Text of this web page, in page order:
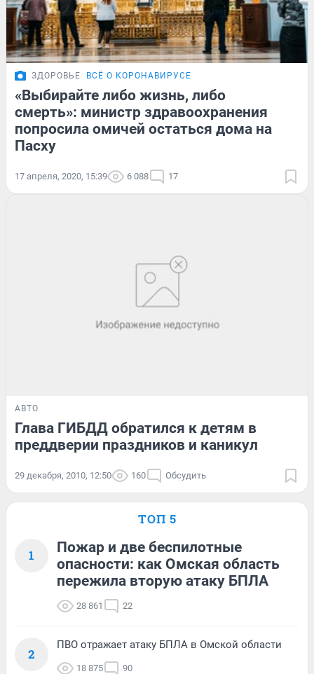
ЗДОРОВЬЕ ВСЁ О КОРОНАВИРУСЕ
«Выбирайте либо жизнь, либо
смерть»: министр здравоохранения
попросила омичей остаться дома на
Пасху
17 апреля, 2020, 15:39 6 088 17
АВТО
Глава ГИБДД обратился к детям в
преддверии праздников и каникул
29 декабря, 2010, 12:50 160 Обсудить
ТОП 5
1
Пожар и две беспилотные
опасности: как Омская область
пережила вторую атаку БПЛА
28 861 22
2
ПВО отражает атаку БПЛА в Омской области
18 875 90